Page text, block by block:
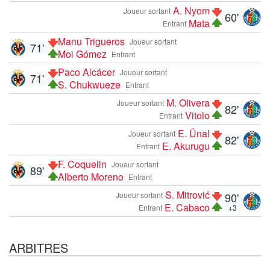
60'
Joueur sortant A. Nyom
Entrant Mata
Joueur sortant
Manu Trigueros
Entrant
Moi Gómez
71'
Joueur sortant
Paco Alcácer
Entrant
S. Chukwueze
71'
82'
Joueur sortant M. Olivera
Entrant Vitolo
82'
Joueur sortant E. Ünal
Entrant E. Akurugu
Joueur sortant
F. Coquelin
Entrant
Alberto Moreno
89'
90'
+3
Joueur sortant S. Mitrović
Entrant E. Cabaco
ARBITRES